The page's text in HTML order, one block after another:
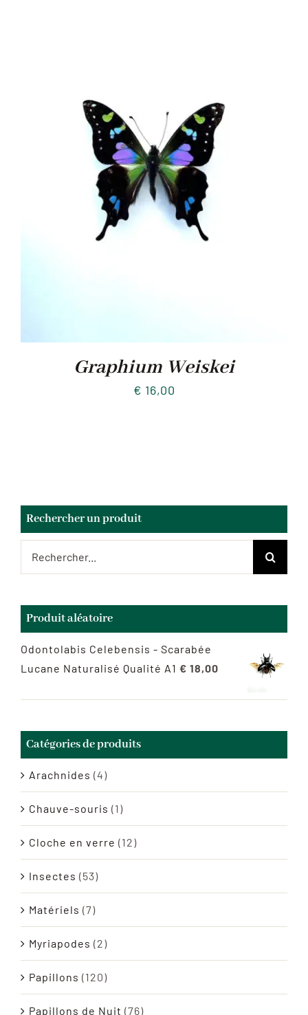
Graphium Weiskei
€ 16,00
Rechercher un produit
Produit aléatoire
Odontolabis Celebensis - Scarabée
Lucane Naturalisé Qualité A1 € 18,00
Catégories de produits
Arachnides (4)
Chauve-souris (1)
Cloche en verre (12)
Insectes (53)
Matériels (7)
Myriapodes (2)
Papillons (120)
Papillons de Nuit (76)